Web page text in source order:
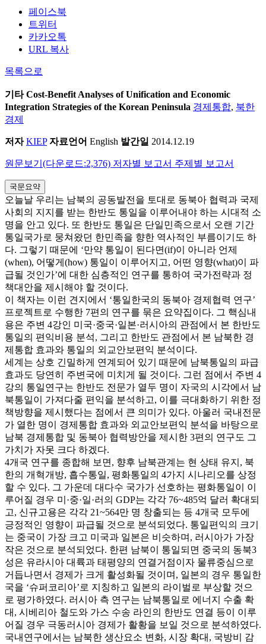
페이스북
트위터
카카오톡
URL 복사
목록으로
기타Cost-Benefit Analyses of Unification and Economic
Integration Strategies of the Korean Peninsula 경제통합, 북한
경제
저자 KIEP 자료언어 English 발간일 2014.12.19
원문보기(다운로드:2,376) 저자별 보고서 주제별 보고서
국문요약
오늘날 우리는 남북의 공동발전을 토대로 동북아 협력과 국제
사회의 지지를 받는 한반도 통일을 이루어내야 하는 시대적 소
명을 안고 있다. 또 한반도 통일은 단일민족으로서 오랜 기간
통일국가로 뭉쳐왔던 한민족을 향한 역사적인 부름이기도 하
다. 그렇기 때문에 ‘만약 통일이 된다면(if)이 아니라 언제
(when), 어떻게(how) 통일이 이루어지고, 어떤 영향(what)이 파
급될 것인가’에 대한 심층적인 연구를 통하여 국가전략과 정
책대안을 제시해야 할 것이다.
이 책자는 이런 견지에서 ‘통일한국의 동북아 경제협력 연구’
프로젝트로 수행한 7편의 연구를 묶은 요약집이다. 그 핵심내
용은 주변 4강인 미국·중국·일본·러시아의 관점에서 본 한반도
통일의 편익비용 분석, 그리고 한반도 관점에서 본 남북한 경
제통합 효과와 통일의 외교안보편익 분석이다.
세계는 상호 긴밀하게 연계되어 있기 때문에 남북통일의 파급
효과도 당연히 주변국에 미치게 될 것이다. 그런 점에서 주변 4
강의 통일연구는 한반도 전문가 열두 명이 자국의 시각에서 남
북통일이 가져다줄 편익을 분석하고, 이를 극대화하기 위한 정
책방향을 제시했다는 점에서 큰 의미가 있다. 아울러 국내전문
가 열한 명이 경제통합 효과와 외교안보편익 분석을 바탕으로
남북 경제통합 및 동북아 협력방안을 제시한 3편의 연구도 그
가치가 자못 크다 하겠다.
4개국 연구를 종합해 보면, 향후 남북관계는 현 상태 유지, 북
한의 개혁개방, 흡수통일, 평화통일의 4가지 시나리오를 상정
할 수 있다. 그 가운데 대다수 국가가 선호하는 평화통일이 이
루어질 경우 미·중·일·러의 GDP는 각각 76~485억 달러 확대되
고, 신규고용은 각각 21~564만 명 창출되는 등 4개국 모두에
긍정적인 영향이 파급될 것으로 분석되었다. 통일편익의 크기
는 중국이 가장 크고 미국과 일본은 비슷하며, 러시아가 가장
작은 것으로 분석되었다. 한편 남북이 통일되면 중국의 동북3
성은 유라시아 대륙과 태평양의 연결거점이자 물류중심으로
거듭나면서 경제가 크게 활성화될 것이며, 일본의 경우 통일한
국을 ‘슈퍼코리아’로 지칭하고 일본의 라이벌로 부상할 것으
로 평가하였다. 러시아 측 연구는 남북통일로 에너지 수출 확
대, 시베리아 철도와 가스 수송 라인의 한반도 연결 등이 이루
어질 경우 극동러시아 경제가 활황을 보일 것으로 분석하였다.
국내연구에서는 남북한 생산요소 변화, 시장 확대, 국방비 감